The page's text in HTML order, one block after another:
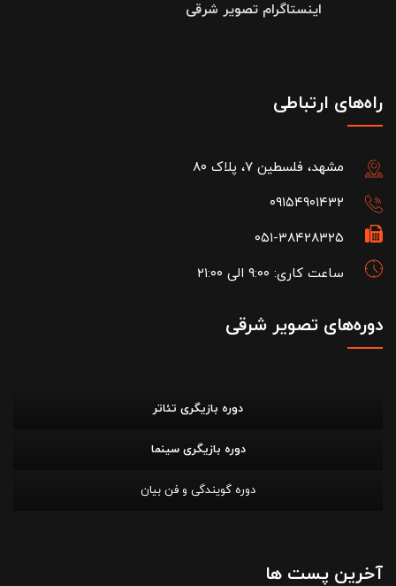
اینستاگرام تصویر شرقی
راه‌های ارتباطی
مشهد، فلسطین ۷، پلاک ۸۰
۰۹۱۵۴۹۰۱۴۳۲
۰۵۱-۳۸۴۲۸۳۲۵
ساعت کاری: ۹:۰۰ الی ۲۱:۰۰
دوره‌های تصویر شرقی
دوره بازیگری تئاتر
دوره بازیگری سینما
دوره گویندگی و فن بیان
آخرین پست ها